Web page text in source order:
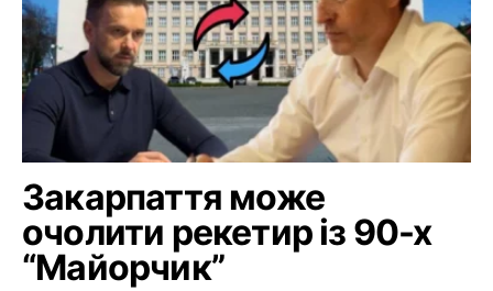
Закарпаття може
очолити рекетир із 90-х
“Майорчик”